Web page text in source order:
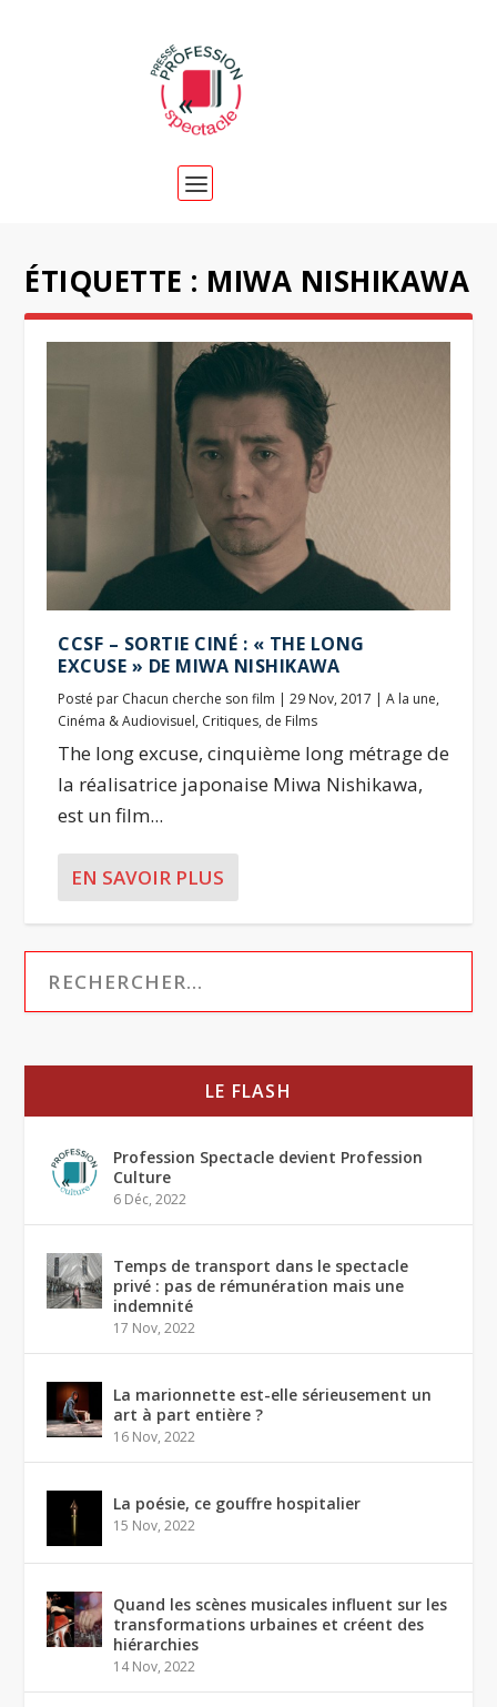
ÉTIQUETTE : MIWA NISHIKAWA
CCSF – SORTIE CINÉ : « THE LONG
EXCUSE » DE MIWA NISHIKAWA
Posté par Chacun cherche son film |29 Nov, 2017 |A la une,
Cinéma & Audiovisuel, Critiques, de Films
The long excuse, cinquième long métrage de
la réalisatrice japonaise Miwa Nishikawa,
est un film...
EN SAVOIR PLUS
LE FLASH
Profession Spectacle devient Profession
Culture
6 Déc, 2022
Temps de transport dans le spectacle
privé : pas de rémunération mais une
indemnité
17 Nov, 2022
La marionnette est-elle sérieusement un
art à part entière ?
16 Nov, 2022
La poésie, ce gouffre hospitalier
15 Nov, 2022
Quand les scènes musicales influent sur les
transformations urbaines et créent des
hiérarchies
14 Nov, 2022